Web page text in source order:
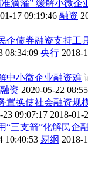
滴灌” 缓解小微企
17 09:19:46 融资
企债券融资支持工
08:34:09 央行 2018-
中小微企业融资难
融资 2020-05-22
置换使社会融资规
23 09:07:17 2018-01-
“三支箭”化解民企
10:40:53 易纲 2018-